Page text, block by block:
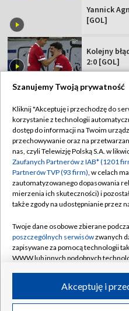
Yannick
[GOL]
Kolejny
2:0 [GOL]
Oferta
Rada
Polityka
©2026 Telewizja Polska
Szanujemy Twoją prywatność
Kliknij "Akceptuję i przechodzę do
korzystanie z technologii
dostęp do informacji na Twoim
przechowywanie oraz na
nas, czyli Telewizję Polską S.A. w
Zaufanych Partnerów z IAB* (1201
Partnerów TVP (93 firm), w celach
zautomatyzowanego dopasowania
mierzenia ich skuteczności) i
także zgody na udostępnianie przez
Twoje dane osobowe zbierane
poszczególnych serwisówzwanych
zapisywane za pomocą technologii
WWW lub innych podobnych
ruchu w Internecie.Akceptuję i